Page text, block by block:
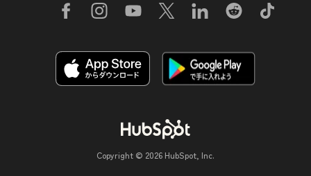
Copyright © 2026 HubSpot, Inc.